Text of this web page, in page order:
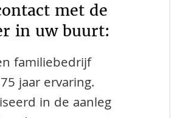
met de
in uw buurt:
familiebedrijf
jaar ervaring.
in de aanleg